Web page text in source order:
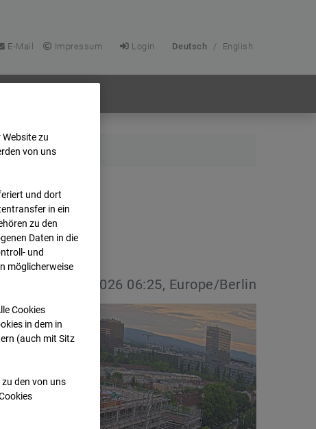
E-Mail Impressum Login Deutsch / English
08.07.2026 06:25, Europe/Berlin
zu
von uns
und dort
in ein
zu den
Daten in die
und
möglicherweise
Cookies
in dem in
(auch mit Sitz
den von uns